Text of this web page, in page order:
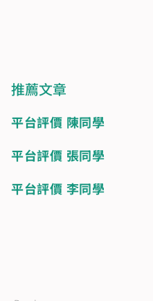
推薦文章
平台評價 陳同學
平台評價 張同學
平台評價 李同學